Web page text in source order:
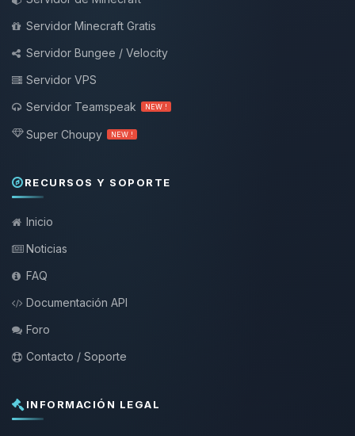
Servidor Minecraft Gratis
Servidor Bungee / Velocity
Servidor VPS
Servidor Teamspeak
NEW !
Super Choupy NEW !
RECURSOS Y SOPORTE
Inicio
Noticias
FAQ
Documentación API
Foro
Contacto / Soporte
INFORMACIÓN LEGAL